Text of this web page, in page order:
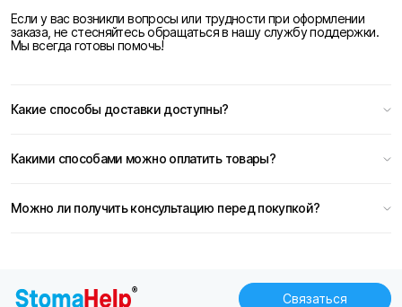
Если у вас возникли вопросы или трудности при оформлении
заказа, не стесняйтесь обращаться в нашу службу поддержки.
Мы всегда готовы помочь!
Какие способы доставки доступны?
Какими способами можно оплатить товары?
Можно ли получить консультацию перед покупкой?
Связаться